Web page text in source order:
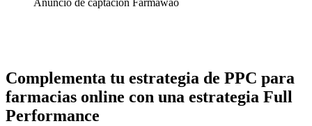
Complementa tu estrategia de PPC para
farmacias online con una estrategia Full
Performance